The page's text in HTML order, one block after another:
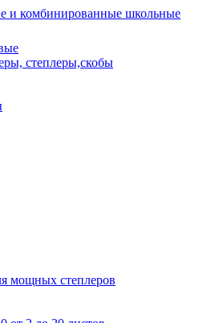
и комбинированные школьные
степлеры,скобы
мощных степлеров